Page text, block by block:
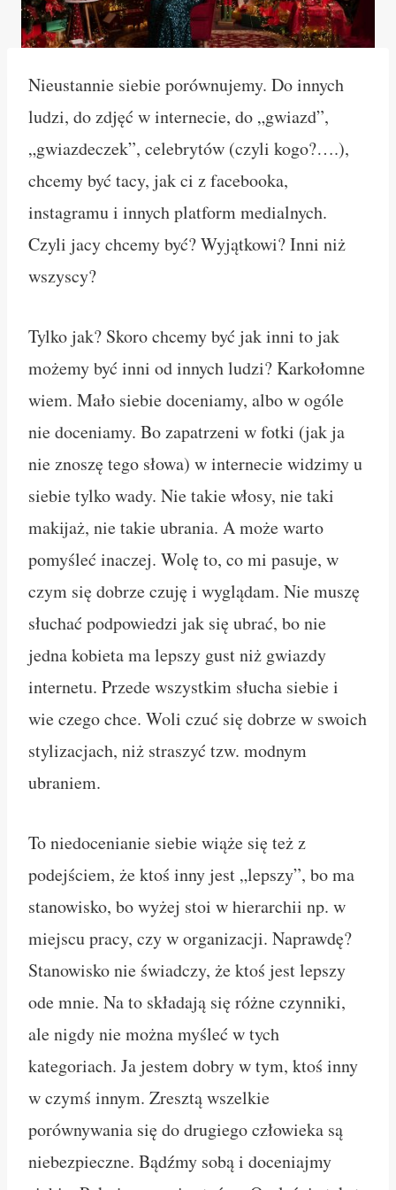
Nieustannie siebie porównujemy. Do innych
ludzi, do zdjęć w internecie, do „gwiazd”,
„gwiazdeczek”, celebrytów (czyli kogo?….),
chcemy być tacy, jak ci z facebooka,
instagramu i innych platform medialnych.
Czyli jacy chcemy być? Wyjątkowi? Inni niż
wszyscy?
Tylko jak? Skoro chcemy być jak inni to jak
możemy być inni od innych ludzi? Karkołomne
wiem. Mało siebie doceniamy, albo w ogóle
nie doceniamy. Bo zapatrzeni w fotki (jak ja
nie znoszę tego słowa) w internecie widzimy u
siebie tylko wady. Nie takie włosy, nie taki
makijaż, nie takie ubrania. A może warto
pomyśleć inaczej. Wolę to, co mi pasuje, w
czym się dobrze czuję i wyglądam. Nie muszę
słuchać podpowiedzi jak się ubrać, bo nie
jedna kobieta ma lepszy gust niż gwiazdy
internetu. Przede wszystkim słucha siebie i
wie czego chce. Woli czuć się dobrze w swoich
stylizacjach, niż straszyć tzw. modnym
ubraniem.
To niedocenianie siebie wiąże się też z
podejściem, że ktoś inny jest „lepszy”, bo ma
stanowisko, bo wyżej stoi w hierarchii np. w
miejscu pracy, czy w organizacji. Naprawdę?
Stanowisko nie świadczy, że ktoś jest lepszy
ode mnie. Na to składają się różne czynniki,
ale nigdy nie można myśleć w tych
kategoriach. Ja jestem dobry w tym, ktoś inny
w czymś innym. Zresztą wszelkie
porównywania się do drugiego człowieka są
niebezpieczne. Bądźmy sobą i doceniajmy